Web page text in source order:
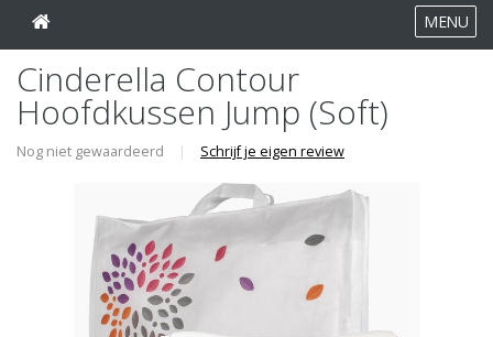
MENU
Cinderella Contour
Hoofdkussen Jump (Soft)
Nog niet gewaardeerd | Schrijf je eigen review